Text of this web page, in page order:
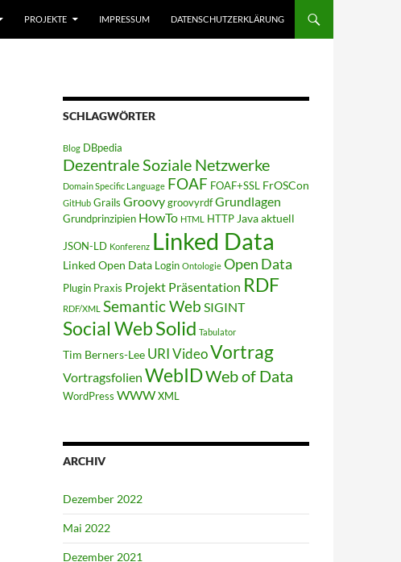
PROJEKTE IMPRESSUM DATENSCHUTZERKLÄRUNG
SCHLAGWÖRTER
Blog DBpedia
Dezentrale Soziale Netzwerke
Domain Specific Language FOAF FOAF+SSL FrOSCon
GitHub Grails GroovygroovyrdfGrundlagen
Grundprinzipien HowTo HTML HTTP Java aktuell
JSON-LD Konferenz Linked Data
Linked Open Data Login Ontologie Open Data
Plugin Praxis Projekt Präsentation RDF
RDF/XML Semantic Web SIGINT
Social WebSolid Tabulator
Tim Berners-Lee URIVideoVortrag
Vortragsfolien WebIDWeb of Data
WordPress WWWXML
ARCHIV
Dezember 2022
Mai 2022
Dezember 2021